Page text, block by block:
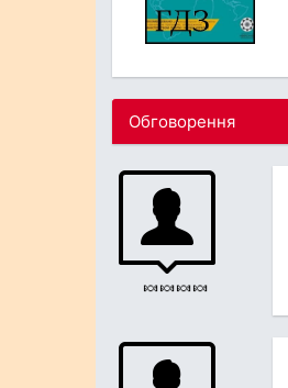
Обговорення
🍬🍬🍬🍬